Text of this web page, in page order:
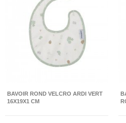
BAVOIR ROND VELCRO ARDI VERT
16X19X1 CM